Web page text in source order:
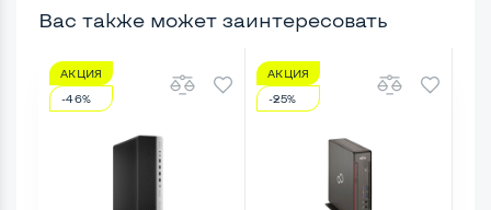
Вас также может заинтересовать
АКЦИЯ
-46%
АКЦИЯ
-25%